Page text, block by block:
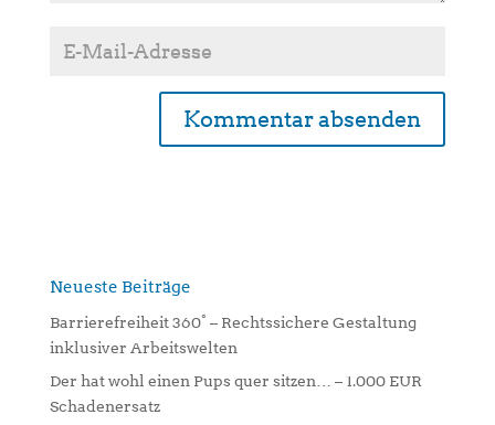
n
t
v
e
Neueste Beiträge
Barrierefreiheit 360° – Rechtssichere Gestaltung
inklusiver Arbeitswelten
Der hat wohl einen Pups quer sitzen… – 1.000 EUR
Schadenersatz